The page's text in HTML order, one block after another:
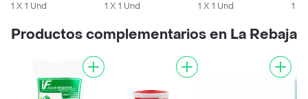
1 X 1 Und
1 X 1 Und
1 X 1 Und
1 X
Productos complementarios en La Rebaja